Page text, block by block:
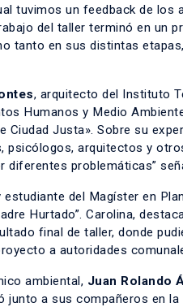
tuvimos un feedback de los
del taller terminó en un
tanto en sus distintas
, arquitecto del Instituto
Humanos y Medio
Ciudad Justa». Sobre su
psicólogos, arquitectos y
diferentes problemáticas”
estudiante del Magíster en
Hurtado”. Carolina,
final de taller, donde
a autoridades
ambiental, Juan Rolando
junto a sus compañeros en